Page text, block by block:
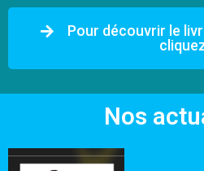
Pour découvrir le
Nos